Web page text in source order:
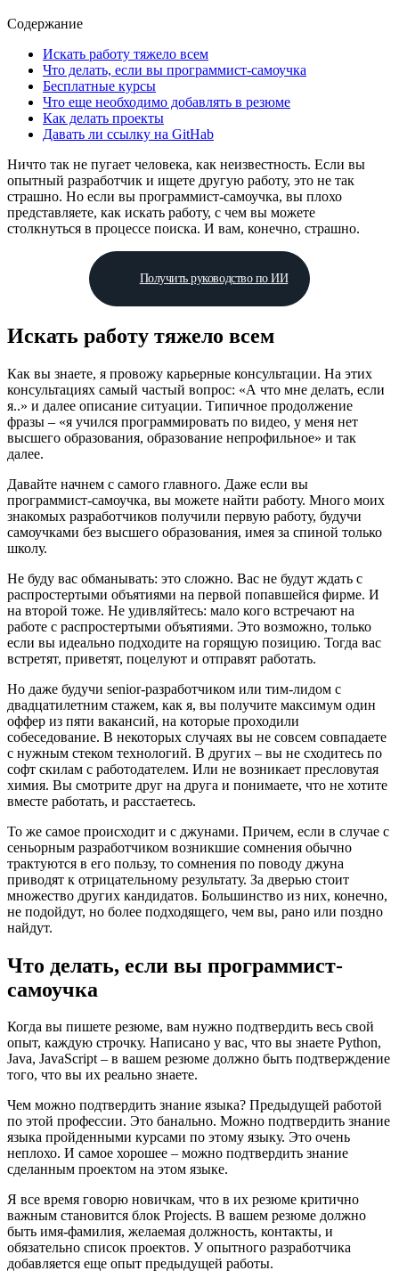
Содержание
Искать работу тяжело всем
Что делать, если вы программист-самоучка
Бесплатные курсы
Что еще необходимо добавлять в резюме
Как делать проекты
Давать ли ссылку на GitHab
Ничто так не пугает человека, как неизвестность. Если вы
опытный разработчик и ищете другую работу, это не так
страшно. Но если вы программист-самоучка, вы плохо
представляете, как искать работу, с чем вы можете
столкнуться в процессе поиска. И вам, конечно, страшно.
Получить руководство по ИИ
Искать работу тяжело всем
Как вы знаете, я провожу карьерные консультации. На этих
консультациях самый частый вопрос: «А что мне делать, если
я..» и далее описание ситуации. Типичное продолжение
фразы – «я учился программировать по видео, у меня нет
высшего образования, образование непрофильное» и так
далее.
Давайте начнем с самого главного. Даже если вы
программист-самоучка, вы можете найти работу. Много моих
знакомых разработчиков получили первую работу, будучи
самоучками без высшего образования, имея за спиной только
школу.
Не буду вас обманывать: это сложно. Вас не будут ждать с
распростертыми объятиями на первой попавшейся фирме. И
на второй тоже. Не удивляйтесь: мало кого встречают на
работе с распростертыми объятиями. Это возможно, только
если вы идеально подходите на горящую позицию. Тогда вас
встретят, приветят, поцелуют и отправят работать.
Но даже будучи senior-разработчиком или тим-лидом с
двадцатилетним стажем, как я, вы получите максимум один
оффер из пяти вакансий, на которые проходили
собеседование. В некоторых случаях вы не совсем совпадаете
с нужным стеком технологий. В других – вы не сходитесь по
софт скилам с работодателем. Или не возникает пресловутая
химия. Вы смотрите друг на друга и понимаете, что не хотите
вместе работать, и расстаетесь.
То же самое происходит и с джунами. Причем, если в случае с
сеньорным разработчиком возникшие сомнения обычно
трактуются в его пользу, то сомнения по поводу джуна
приводят к отрицательному результату. За дверью стоит
множество других кандидатов. Большинство из них, конечно,
не подойдут, но более подходящего, чем вы, рано или поздно
найдут.
Что делать, если вы программист-
самоучка
Когда вы пишете резюме, вам нужно подтвердить весь свой
опыт, каждую строчку. Написано у вас, что вы знаете Python,
Java, JavaScript – в вашем резюме должно быть подтверждение
того, что вы их реально знаете.
Чем можно подтвердить знание языка? Предыдущей работой
по этой профессии. Это банально. Можно подтвердить знание
языка пройденными курсами по этому языку. Это очень
неплохо. И самое хорошее – можно подтвердить знание
сделанным проектом на этом языке.
Я все время говорю новичкам, что в их резюме критично
важным становится блок Projects. В вашем резюме должно
быть имя-фамилия, желаемая должность, контакты, и
обязательно список проектов. У опытного разработчика
добавляется еще опыт предыдущей работы.